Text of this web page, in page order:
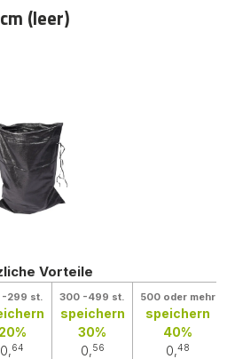
(leer)
Vorteile
-299 st.
20%
0,64
300 -499 st.
speichern
30%
0,56
500 oder mehr
speichern
40%
0,48